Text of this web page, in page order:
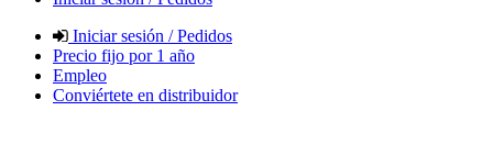
Iniciar sesión / Pedidos
Precio fijo por 1 año
Empleo
Conviértete en distribuidor